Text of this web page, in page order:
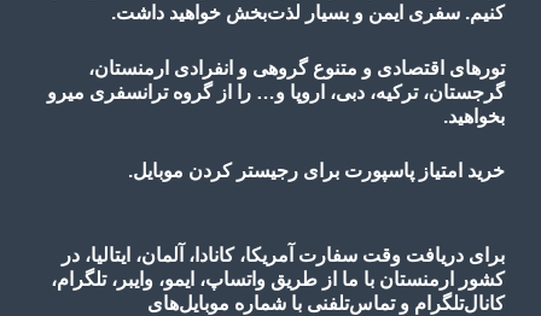
کنیم. سفری ایمن و بسیار لذت‌بخش خواهید داشت.
تورهای اقتصادی و متنوع گروهی و انفرادی ارمنستان،
گرجستان، ترکیه، دبی، اروپا و… را از گروه ترانسفری میرو
بخواهید.
خرید امتیاز پاسپورت برای رجیستر کردن موبایل.
برای دریافت وقت سفارت آمریکا، کانادا، آلمان، ایتالیا، در
کشور ارمنستان با ما از طریق واتساپ، ایمو، وایبر، تلگرام،
کانال‌تلگرام و تماس‌تلفنی با شماره موبایل‌های